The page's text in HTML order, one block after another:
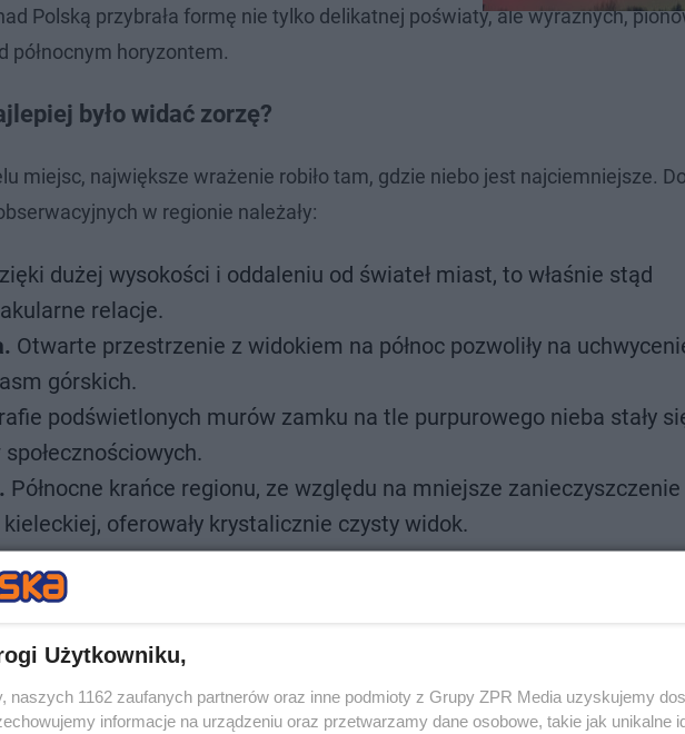
Polską przybrała formę nie tylko delikatnej poświaty, ale wyraźnych,
północnym horyzontem.
było widać zorzę?
miejsc, największe wrażenie robiło tam, gdzie niebo jest najciemniejsze. Do
w regionie należały:
dużej wysokości i oddaleniu od świateł miast, to właśnie stąd
relacje.
Otwarte przestrzenie z widokiem na północ pozwoliły na
górskich.
podświetlonych murów zamku na tle purpurowego nieba stały
Północne krańce regionu, ze względu na mniejsze zanieczyszczenie
oferowały krystalicznie czysty widok.
Użytkowniku,
naszych 1162 zaufanych partnerów oraz inne podmioty z Grupy ZPR Media uzyskujemy
informacje na urządzeniu oraz przetwarzamy dane osobowe, takie jak unikalne